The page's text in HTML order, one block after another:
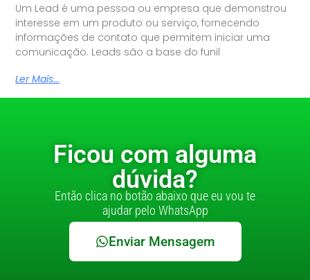
Um Lead é uma pessoa ou empresa que demonstrou
interesse em um produto ou serviço, fornecendo
informações de contato que permitem iniciar uma
comunicação. Leads são a base do funil
Ler Mais...
Ficou com alguma
dúvida?
Então clica no botão abaixo que eu vou te
ajudar pelo WhatsApp
Enviar Mensagem